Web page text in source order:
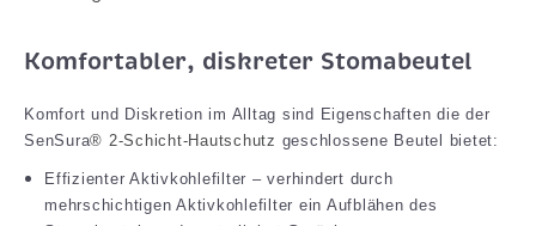
Komfortabler, diskreter Stomabeutel
Komfort und Diskretion im Alltag sind Eigenschaften die der
SenSura® 2-Schicht-Hautschutz geschlossene Beutel bietet:
Effizienter Aktivkohlefilter – verhindert durch
mehrschichtigen Aktivkohlefilter ein Aufblähen des